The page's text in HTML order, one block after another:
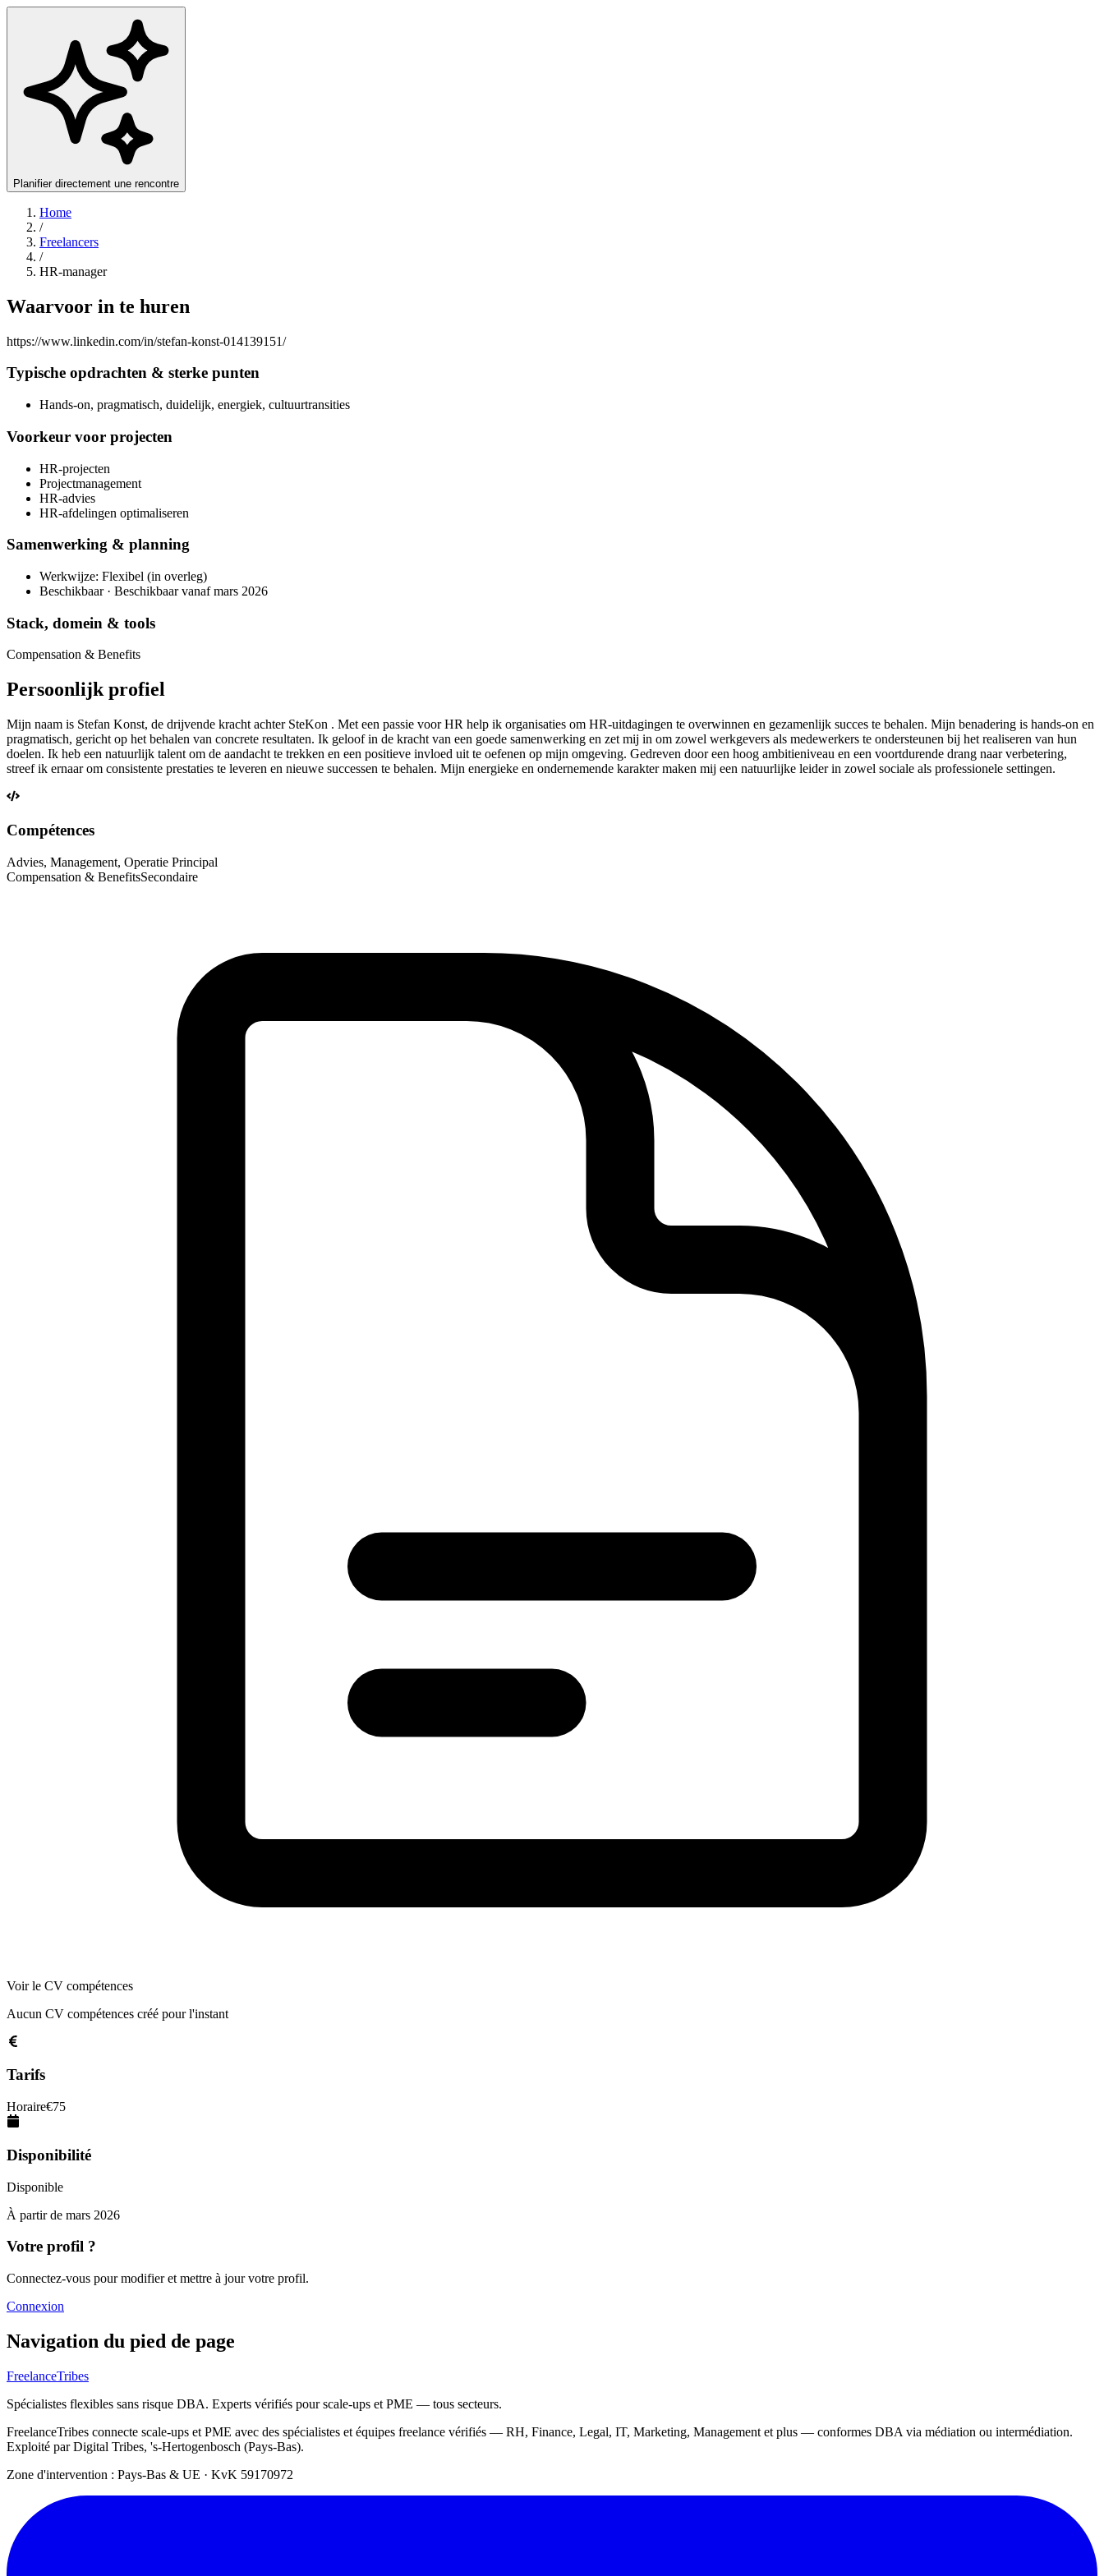
Planifier directement une rencontre
Home
/
Freelancers
/
HR-manager
Waarvoor in te huren
https://www.linkedin.com/in/stefan-konst-014139151/
Typische opdrachten & sterke punten
Hands-on, pragmatisch, duidelijk, energiek, cultuurtransities
Voorkeur voor projecten
HR-projecten
Projectmanagement
HR-advies
HR-afdelingen optimaliseren
Samenwerking & planning
Werkwijze: Flexibel (in overleg)
Beschikbaar · Beschikbaar vanaf mars 2026
Stack, domein & tools
Compensation & Benefits
Persoonlijk profiel
Mijn naam is Stefan Konst, de drijvende kracht achter SteKon . Met een passie voor HR help ik organisaties om HR-uitdagingen te overwinnen en gezamenlijk succes te behalen. Mijn benadering is hands-on en
pragmatisch, gericht op het behalen van concrete resultaten. Ik geloof in de kracht van een goede samenwerking en zet mij in om zowel werkgevers als medewerkers te ondersteunen bij het realiseren van hun
doelen. Ik heb een natuurlijk talent om de aandacht te trekken en een positieve invloed uit te oefenen op mijn omgeving. Gedreven door een hoog ambitieniveau en een voortdurende drang naar verbetering,
streef ik ernaar om consistente prestaties te leveren en nieuwe successen te behalen. Mijn energieke en ondernemende karakter maken mij een natuurlijke leider in zowel sociale als professionele settingen.
Compétences
Advies, Management, Operatie Principal
Compensation & BenefitsSecondaire
Voir le CV compétences
Aucun CV compétences créé pour l'instant
Tarifs
Horaire€75
Disponibilité
Disponible
À partir de mars 2026
Votre profil ?
Connectez-vous pour modifier et mettre à jour votre profil.
Connexion
Navigation du pied de page
FreelanceTribes
Spécialistes flexibles sans risque DBA. Experts vérifiés pour scale-ups et PME — tous secteurs.
FreelanceTribes connecte scale-ups et PME avec des spécialistes et équipes freelance vérifiés — RH, Finance, Legal, IT, Marketing, Management et plus — conformes DBA via médiation ou intermédiation.
Exploité par Digital Tribes, 's-Hertogenbosch (Pays-Bas).
Zone d'intervention : Pays-Bas & UE · KvK 59170972